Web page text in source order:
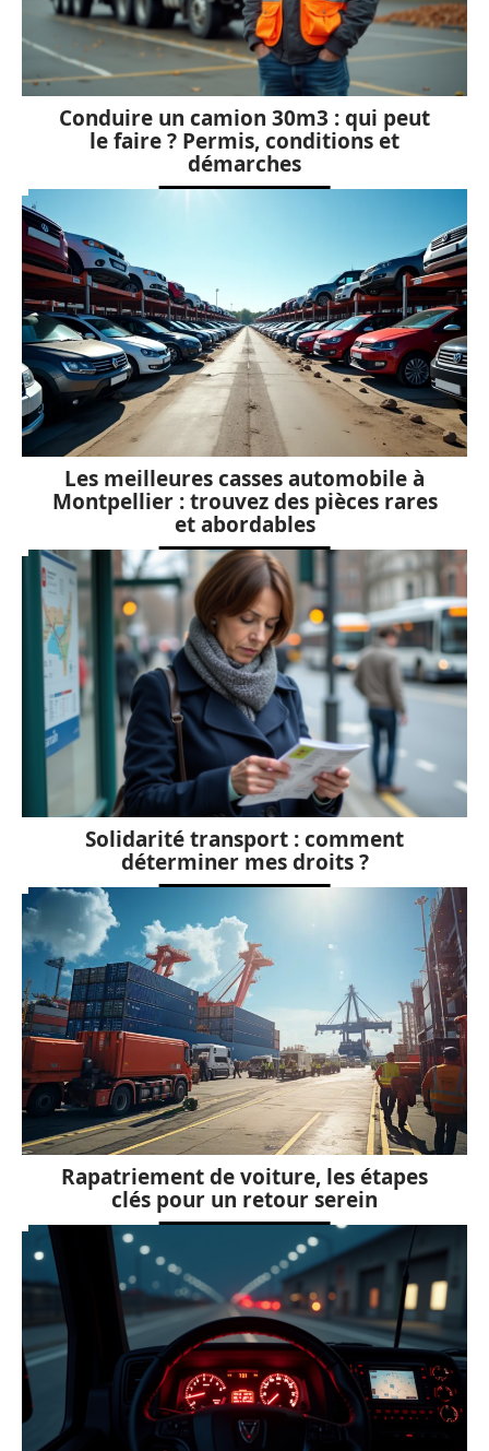
Conduire un camion 30m3 : qui peut
le faire ? Permis, conditions et
démarches
Les meilleures casses automobile à
Montpellier : trouvez des pièces rares
et abordables
Solidarité transport : comment
déterminer mes droits ?
Rapatriement de voiture, les étapes
clés pour un retour serein